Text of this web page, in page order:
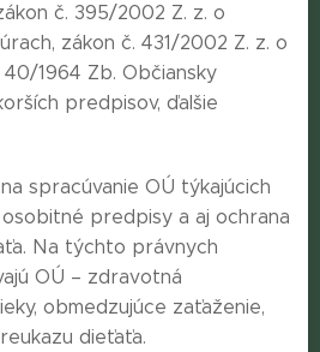
č. 395/2002 Z. z. o
zákon č. 431/2002 Z. z. o
1964 Zb. Občiansky
predpisov, ďalšie
spracúvanie OÚ týkajúcich
predpisy a aj ochrana
Na týchto právnych
OÚ – zdravotná
obmedzujúce zaťaženie,
dieťaťa.